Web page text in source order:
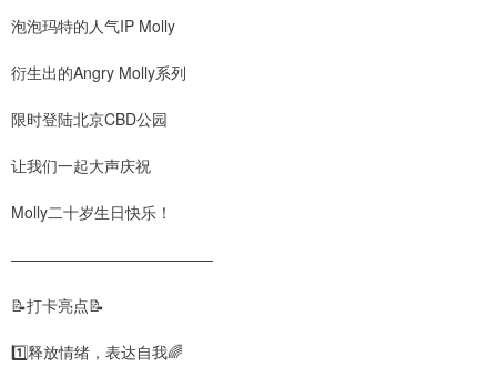
泡泡玛特的人气IP Molly
衍生出的Angry Molly系列
限时登陆北京CBD公园
让我们一起大声庆祝
Molly二十岁生日快乐！
—————————————
📝打卡亮点📝
1️⃣释放情绪，表达自我🌈